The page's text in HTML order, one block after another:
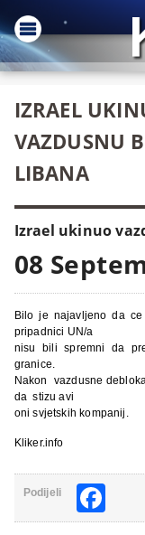
IZRAEL
VAZDUSNU
LIBANA
Izrael ukinuo
08
Bilo je najavljeno da
pripadnici UN/a
nisu bili spremni da
granice.
Nakon vazdusne
da stizu avi
oni svjetskih kompanij.
Kliker.info
Podijeli